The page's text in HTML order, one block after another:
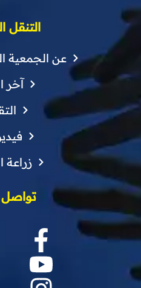
التنقل
عن الجمعية
آخر
زراعة
تواصل